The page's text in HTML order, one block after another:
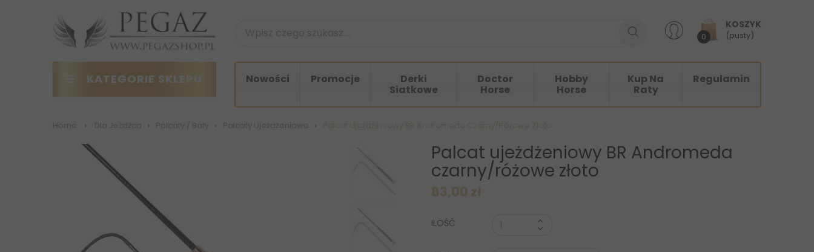
KOSZYK
0 (pusty)
KATEGORIE SKLEPU Nowości Promocje Derki
Siatkowe
Doctor
Horse
Hobby
Horse
Kup Na
Raty
Regulamin
Palcat ujeżdżeniowy BR Andromeda
czarny/różowe złoto
ILOŚĆ